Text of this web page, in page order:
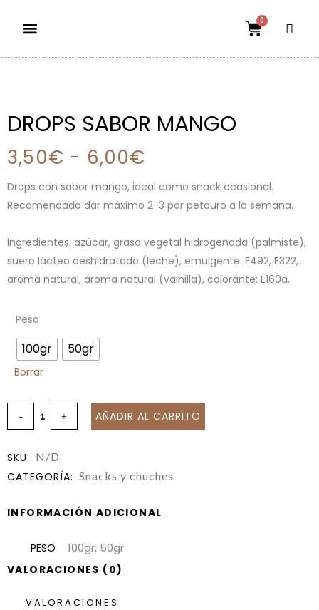
0
DROPS SABOR MANGO
3,50€ - 6,00€
Drops con sabor mango, ideal como snack ocasional.
Recomendado dar máximo 2-3 por petauro a la semana.
Ingredientes: azúcar, grasa vegetal hidrogenada (palmiste),
suero lácteo deshidratado (leche), emulgente: E492, E322,
aroma natural, aroma natural (vainilla), colorante: E160a.
Peso
100gr 50gr
Borrar
AÑADIR AL CARRITO
SKU: N/D
CATEGORÍA: Snacks y chuches
INFORMACIÓN ADICIONAL
PESO 100gr, 50gr
VALORACIONES (0)
VALORACIONES